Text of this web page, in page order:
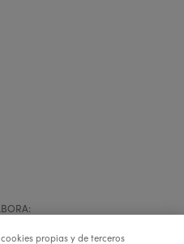
propias y de terceros